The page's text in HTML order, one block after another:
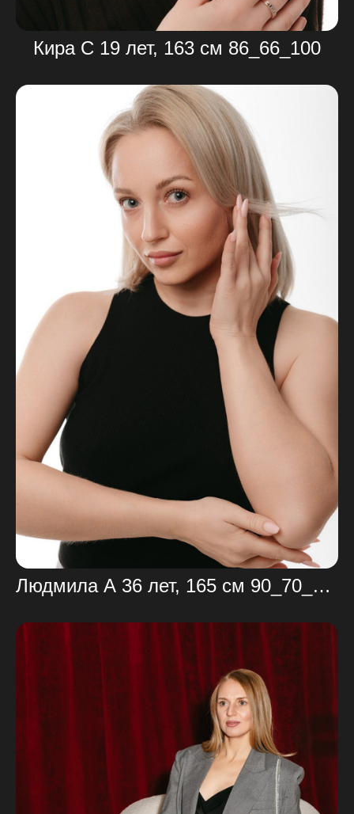
Кира С 19 лет, 163 см 86_66_100
Людмила А 36 лет, 165 см 90_70_102